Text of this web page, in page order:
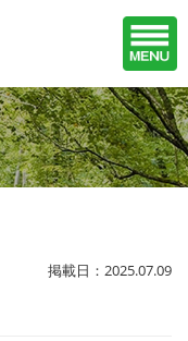
掲載日：2025.07.09